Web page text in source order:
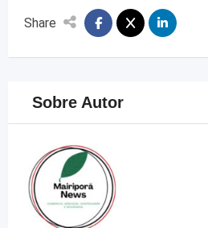
Share
Sobre Autor